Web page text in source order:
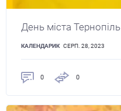
День міста Тернопіль
КАЛЕНДАРИК СЕРП. 28, 2023
0 0